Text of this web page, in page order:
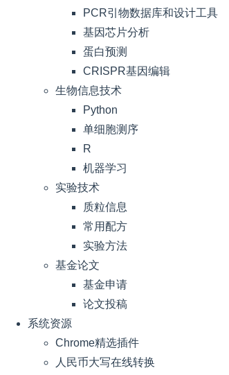
PCR引物数据库和设计工具
基因芯片分析
蛋白预测
CRISPR基因编辑
生物信息技术
Python
单细胞测序
R
机器学习
实验技术
质粒信息
常用配方
实验方法
基金论文
基金申请
论文投稿
系统资源
Chrome精选插件
人民币大写在线转换